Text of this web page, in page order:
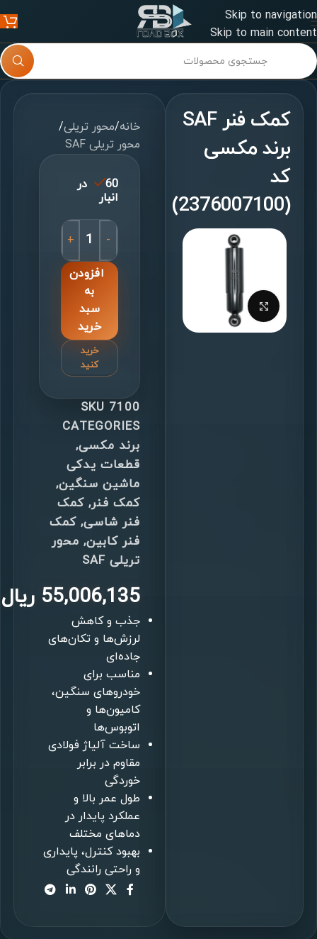
Skip to navigation
Skip to main content
کمک فنر SAF
برند مکسی
کد
(2376007100)
برای بزرگنمایی کلیک کنید
خانه/محور تریلی/
محور تریلی SAF
60 در
انبار
-
+
افزودن
به
سبد
خرید
خرید
کنید
SKU 7100
CATEGORIES
برند مکسی,
قطعات یدکی
ماشین سنگین,
کمک فنر,کمک
فنر شاسی,کمک
فنر کابین, محور
تریلی SAF
55,006,135 ریال
جذب و کاهش
لرزش‌ها و تکان‌های
جاده‌ای
مناسب برای
خودروهای سنگین،
کامیون‌ها و
اتوبوس‌ها
ساخت آلیاژ فولادی
مقاوم در برابر
خوردگی
طول عمر بالا و
عملکرد پایدار در
دماهای مختلف
بهبود کنترل، پایداری
و راحتی رانندگی